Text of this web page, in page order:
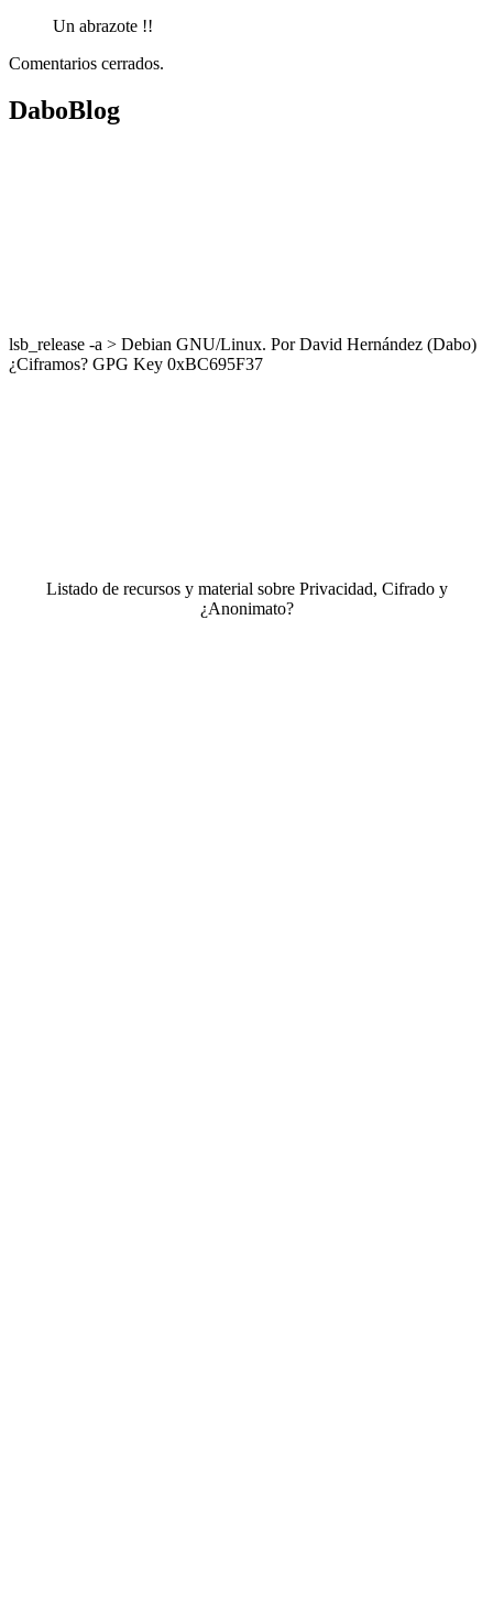
Un abrazote !!
Comentarios cerrados.
DaboBlog
lsb_release -a > Debian GNU/Linux. Por David Hernández (Dabo)
¿Ciframos? GPG Key 0xBC695F37
Listado de recursos y material sobre Privacidad, Cifrado y
¿Anonimato?